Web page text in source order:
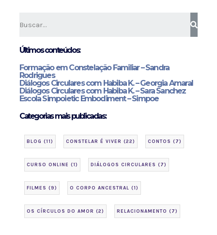
Últimos conteúdos:
Formação em Constelação Familiar – Sandra
Rodrigues
Diálogos Circulares com Habiba K. – Georgia Amaral
Diálogos Circulares com Habiba K. – Sara Sanchez
Escola Simpoietic Embodiment – Simpoe
Categorias mais publicadas:
BLOG (11) CONSTELAR É VIVER (22) CONTOS (7)
CURSO ONLINE (1) DIÁLOGOS CIRCULARES (7)
FILMES (9) O CORPO ANCESTRAL (1)
OS CÍRCULOS DO AMOR (2) RELACIONAMENTO (7)